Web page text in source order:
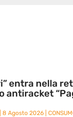
entra nella
antiracket
|8 Agosto 2026 |